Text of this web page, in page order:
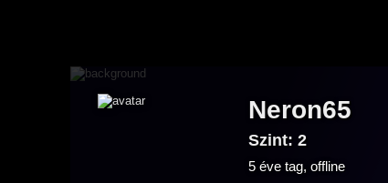
Neron65
Szint: 2
5 éve tag, offline